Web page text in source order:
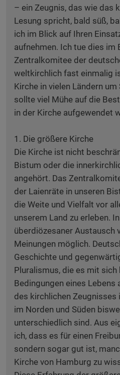
– ein Zeugnis, das wie das
Lesung spricht, bald süß,
ich im Blick auf Ihren
aufnehmen. Ich tue dies im
Zentralkomitee der
weltkirchlich fast einmalig
Kirche in vielen Ländern
sollte viel Mühe auf die
in der Kirche aufgewendet
1. Die größere Kirche
Die Kirche ist nicht
Bistum oder die
angehört. Das
der Laienräte in unseren
die Weite und Vielfalt vor
unserem Land zu erleben.
überdiözesaner Austausch
Meinungen möglich.
Geschichte und
Pluralismus, die es mit sich
Bedingungen eines Lebens
des kirchlichen Zeugnisses
im Norden und Süden
unterschiedlich sind. Aus
ich, dass es für einen
sondern sogar gut ist,
Kirche von Hamburg zu